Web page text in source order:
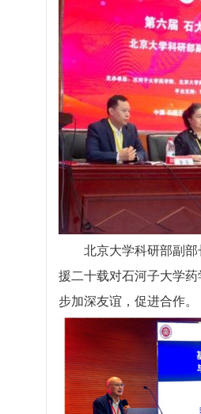
北京大学科研部副
援二十载对石河子大学
步加深友谊，促进合作。